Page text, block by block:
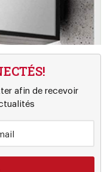
afin de recevoir